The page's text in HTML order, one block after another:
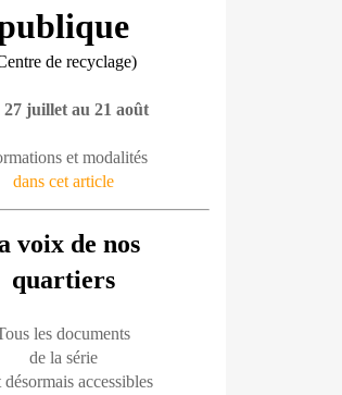
de recyclage)
27 juillet au 21 août
et modalités
dans cet article
voix de nos
quartiers
les documents
de la série
désormais accessibles